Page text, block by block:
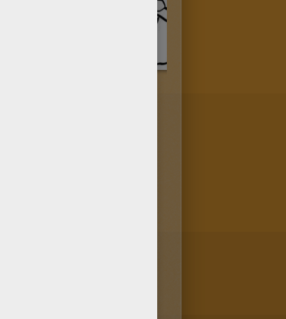
en ligne avec la
colorier le coloriage